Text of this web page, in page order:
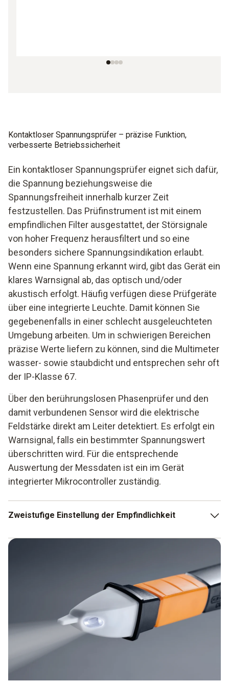
Kontaktloser Spannungsprüfer – präzise Funktion,
verbesserte Betriebssicherheit
Ein kontaktloser Spannungsprüfer eignet sich dafür,
die Spannung beziehungsweise die
Spannungsfreiheit innerhalb kurzer Zeit
festzustellen. Das Prüfinstrument ist mit einem
empfindlichen Filter ausgestattet, der Störsignale
von hoher Frequenz herausfiltert und so eine
besonders sichere Spannungsindikation erlaubt.
Wenn eine Spannung erkannt wird, gibt das Gerät ein
klares Warnsignal ab, das optisch und/oder
akustisch erfolgt. Häufig verfügen diese Prüfgeräte
über eine integrierte Leuchte. Damit können Sie
gegebenenfalls in einer schlecht ausgeleuchteten
Umgebung arbeiten. Um in schwierigen Bereichen
präzise Werte liefern zu können, sind die Multimeter
wasser- sowie staubdicht und entsprechen sehr oft
der IP-Klasse 67.
Über den berührungslosen Phasenprüfer und den
damit verbundenen Sensor wird die elektrische
Feldstärke direkt am Leiter detektiert. Es erfolgt ein
Warnsignal, falls ein bestimmter Spannungswert
überschritten wird. Für die entsprechende
Auswertung der Messdaten ist ein im Gerät
integrierter Mikrocontroller zuständig.
Zweistufige Einstellung der Empfindlichkeit
Die Geräte erlauben oft eine zweistufige Einstellung bei
Stufe 2 für die Spannungsanzeige.